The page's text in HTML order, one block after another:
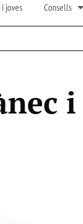
joves Consells
i